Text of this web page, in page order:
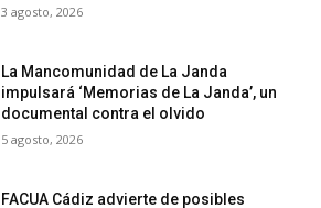
3 agosto, 2026
La Mancomunidad de La Janda
impulsará ‘Memorias de La Janda’, un
documental contra el olvido
5 agosto, 2026
FACUA Cádiz advierte de posibles